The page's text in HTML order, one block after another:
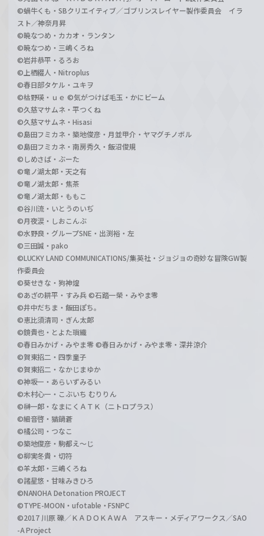
©蝸牛くも・SBクリエイティブ／ゴブリンスレイヤー製作委員会 イラ
スト／神奈月昇
©暁なつめ・カカオ・ランタン
©暁なつめ・三嶋くろね
©岩井恭平・るろお
©上栖綴人・Nitroplus
©春日部タケル・ユキヲ
©枯野瑛・ｕｅ ©気がつけば毛玉・かにビーム
©久慈マサムネ・平つくね
©久慈マサムネ・Hisasi
©島田フミカネ・築地俊彦・月並甲介・ヤマグチノボル
©島田フミカネ・南房秀久・飯沼俊規
©しめさば・ぶーた
©竜ノ湖太郎・天之有
©竜ノ湖太郎・焦茶
©竜ノ湖太郎・ももこ
©谷川流・いとうのいぢ
©月夜涙・しおこんぶ
©水野良・グループSNE・出渕裕・左
©三田誠・pako
©LUCKY LAND COMMUNICATIONS/集英社・ジョジョの奇妙な冒険GW製
作委員会
©葵せきな・狗神煌
©あざの耕平・すみ兵 ©石踏一榮・みやま零
©井中だちま・飯田ぽち。
©恵比須清司・ぎん太郎
©鏡貴也・とよた瑣織
©春日みかげ・みやま零 ©春日みかげ・みやま零・深井涼介
©賀東招二・四季童子
©賀東招二・なかじまゆか
©神坂一・あらいずみるい
©木村心一・こぶいち むりりん
©榊一郎・なまにくＡＴＫ（ニトロプラス）
©細音啓・猫鍋蒼
©橘公司・つなこ
©築地俊彦・駒都え～じ
©柳実冬貴・切符
©羊太郎・三嶋くろね
©諸星悠・甘味みきひろ
©NANOHA Detonation PROJECT
©TYPE-MOON・ufotable・FSNPC
©2017 川原 礫／ＫＡＤＯＫＡＷＡ アスキー・メディアワークス／SAO
-A Project